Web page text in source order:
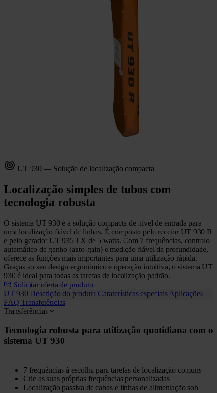
UT 930 — Solução de localização compacta
Localização simples de tubos com
tecnologia robusta
O sistema UT 930 é a solução compacta de nível de entrada para
uma localização fiável de linhas. É composto pelo recetor UT 930 R
e pelo gerador UT 935 TX de 5 watts. Com 7 frequências, controlo
automático de ganho (auto-gain) e medição fiável da profundidade,
oferece as funções mais importantes para uma utilização rápida.
Graças ao seu design ergonómico e operação intuitiva, o sistema UT
930 é ideal para todas as tarefas de localização padrão.
Solicitar oferta de produto
UT 930 Descrição do produto Caraterísticas especiais Aplicações
FAQ Transferências
Transferências
Tecnologia robusta para utilização quotidiana com o
sistema UT 930
7 frequências à escolha para tarefas de localização comuns
Crie as suas próprias frequências personalizadas
Localização passiva de cabos e linhas de alimentação sob